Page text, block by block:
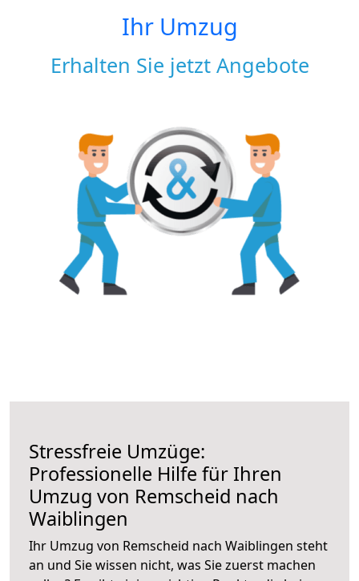
Ihr Umzug
Erhalten Sie jetzt Angebote
Stressfreie Umzüge:
Professionelle Hilfe für Ihren
Umzug von Remscheid nach
Waiblingen
Ihr Umzug von Remscheid nach Waiblingen steht
an und Sie wissen nicht, was Sie zuerst machen